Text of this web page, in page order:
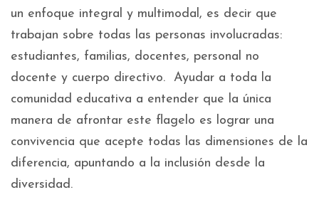
un enfoque integral y multimodal, es decir que
trabajan sobre todas las personas involucradas:
estudiantes, familias, docentes, personal no
docente y cuerpo directivo. Ayudar a toda la
comunidad educativa a entender que la única
manera de afrontar este flagelo es lograr una
convivencia que acepte todas las dimensiones de la
diferencia, apuntando a la inclusión desde la
diversidad.